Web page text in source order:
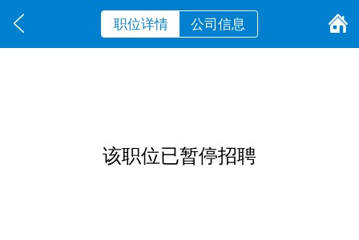
职位详情 公司信息
该职位已暂停招聘